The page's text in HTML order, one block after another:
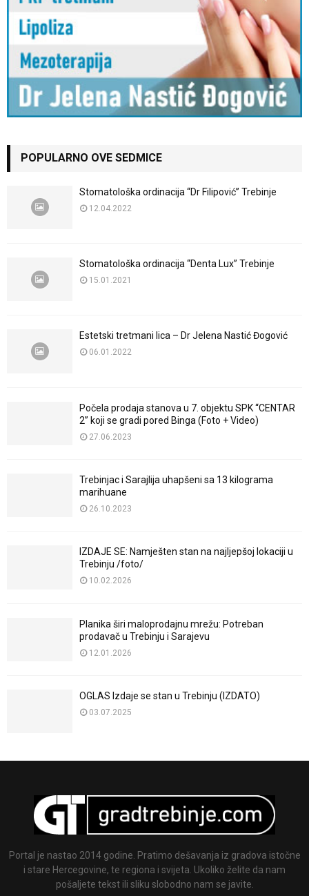
POPULARNO OVE SEDMICE
Stomatološka ordinacija “Dr Filipović” Trebinje
12.04.2022
Stomatološka ordinacija “Denta Lux” Trebinje
15.01.2021
Estetski tretmani lica – Dr Jelena Nastić Đogović
06.01.2022
Počela prodaja stanova u 7. objektu SPK “CENTAR
2” koji se gradi pored Binga (Foto + Video)
27.06.2023
Trebinjac i Sarajlija uhapšeni sa 13 kilograma
marihuane
26.10.2023
IZDAJE SE: Namješten stan na najljepšoj lokaciji u
Trebinju /foto/
10.02.2026
Planika širi maloprodajnu mrežu: Potreban
prodavač u Trebinju i Sarajevu
12.01.2026
OGLAS Izdaje se stan u Trebinju (IZDATO)
03.07.2025
Portal je nastao 2014 godine. Pratimo dešavanja iz gradova istočne
i stare Hercegovine, te regiona i svijeta. Ukoliko želite da nam
pošaljete tekst ili sliku slobodno nam se javite.